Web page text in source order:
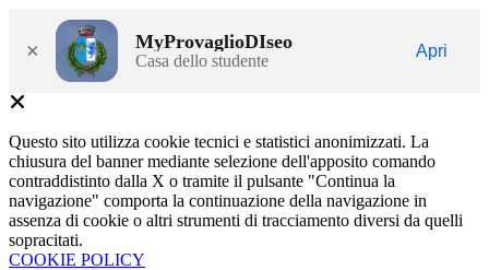
× MyProvaglioDIseo
Casa dello studente
Apri
Questo sito utilizza cookie tecnici e statistici anonimizzati. La
chiusura del banner mediante selezione dell'apposito comando
contraddistinto dalla X o tramite il pulsante "Continua la
navigazione" comporta la continuazione della navigazione in
assenza di cookie o altri strumenti di tracciamento diversi da quelli
sopracitati.
COOKIE POLICY